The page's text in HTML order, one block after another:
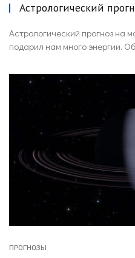
Астрологический
Астрологический прогноз на
подарил нам много энергии.
ПРОГНОЗЫ